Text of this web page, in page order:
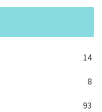
14
8
93